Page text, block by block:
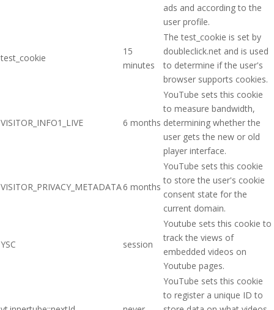
ads and according to the
user profile.
test_cookie
15
minutes
The test_cookie is set by
doubleclick.net and is used
to determine if the user's
browser supports cookies.
VISITOR_INFO1_LIVE 6 months
YouTube sets this cookie
to measure bandwidth,
determining whether the
user gets the new or old
player interface.
VISITOR_PRIVACY_METADATA6 months
YouTube sets this cookie
to store the user's cookie
consent state for the
current domain.
YSC session
Youtube sets this cookie to
track the views of
embedded videos on
Youtube pages.
YouTube sets this cookie
to register a unique ID to